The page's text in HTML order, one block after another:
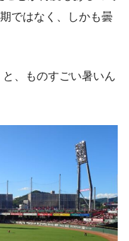
ではなく、しかも曇
、ものすごい暑いん